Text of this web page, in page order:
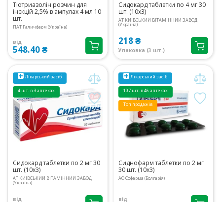
Тіотриазолін розчин для
інєкцій 2,5% в ампулах 4 мл 10
шт.
ПАТ Галичфарм (Україна)
від
548.40 ₴
Сидокард таблетки по 4 мг 30
шт. (10х3)
АТ КИЇВСЬКИЙ ВІТАМІННИЙ ЗАВОД
(Україна)
218 ₴
Упаковка (3 шт.)
Лікарський засіб
4 шт. в 3 аптеках
Сидокард таблетки по 2 мг 30
шт. (10х3)
АТ КИЇВСЬКИЙ ВІТАМІННИЙ ЗАВОД
(Україна)
від
Лікарський засіб
107 шт. в 46 аптеках
Топ продажів
Сиднофарм таблетки по 2 мг
30 шт. (10х3)
АО Софарма (Болгарія)
від